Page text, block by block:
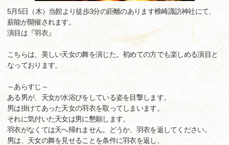
5月5日（木）当館より徒歩3分の距離のあります椎崎諏訪神社にて、
薪能が開催されます。
演目は『羽衣』
こちらは、美しい天女の舞を演じた。初めての方でも楽しめる演目と
なっております。
～あらすじ～
ある男が、天女が水浴びをしている姿を目撃します。
男は掛けてあった天女の羽衣を取ってしまいます。
それに気付いた天女は男に懇願します。
羽衣がなくては天へ帰れません。どうか、羽衣を返してください。
男は、天女の舞を見せることを条件に羽衣を返し、